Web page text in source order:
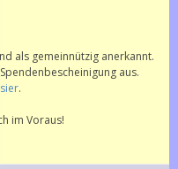
als gemeinnützig anerkannt.
aus.
.
im Voraus!